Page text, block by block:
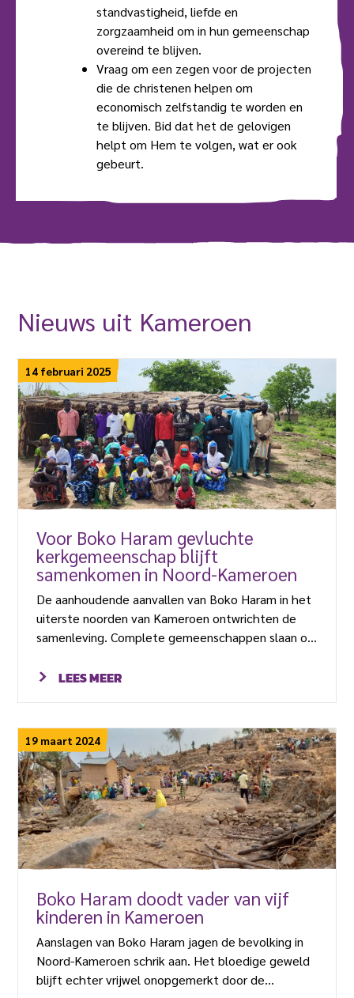
standvastigheid, liefde en
zorgzaamheid om in hun gemeenschap
overeind te blijven.
Vraag om een zegen voor de projecten
die de christenen helpen om
economisch zelfstandig te worden en
te blijven. Bid dat het de gelovigen
helpt om Hem te volgen, wat er ook
gebeurt.
Nieuws uit Kameroen
14 februari 2025
Voor Boko Haram gevluchte
kerkgemeenschap blijft
samenkomen in Noord-Kameroen
De aanhoudende aanvallen van Boko Haram in het
uiterste noorden van Kameroen ontwrichten de
samenleving. Complete gemeenschappen slaan op
dorpen en anderen, zoals de gemeenschap van
stichten op een plek die heel ver weg is van alles
wat ze ooit kenden.
LEES MEER
19 maart 2024
Boko Haram doodt vader van vijf
kinderen in Kameroen
Aanslagen van Boko Haram jagen de bevolking in
Noord-Kameroen schrik aan. Het bloedige geweld
blijft echter vrijwel onopgemerkt door de